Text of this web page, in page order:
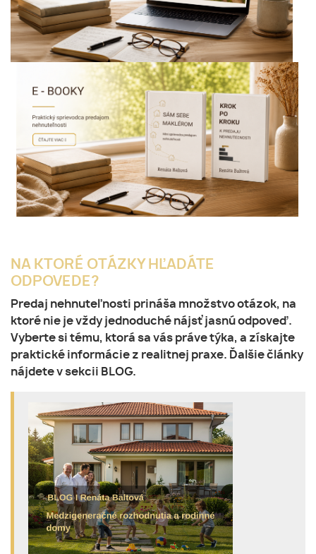
NA KTORÉ OTÁZKY HĽADÁTE
ODPOVEDE?
Predaj nehnuteľnosti prináša množstvo otázok, na
ktoré nie je vždy jednoduché nájsť jasnú odpoveď.
Vyberte si tému, ktorá sa vás práve týka, a získajte
praktické informácie z realitnej praxe. Ďalšie články
nájdete v sekcii BLOG.